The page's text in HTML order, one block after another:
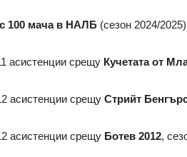
100 мача в НАЛБ (сезон 2024/2025)
асистенции срещу Кучетата от
асистенции срещу Стрийт
асистенции срещу Ботев 2012,